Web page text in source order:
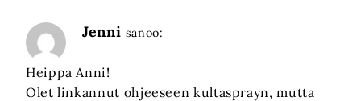
Jenni sanoo:
Heippa Anni!
Olet linkannut ohjeeseen kultasprayn, mutta